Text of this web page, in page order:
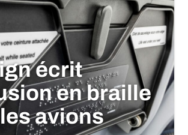
écrit
en braille
avions